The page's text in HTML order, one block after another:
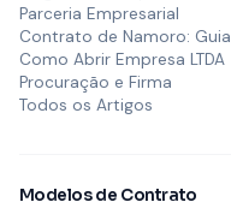
Parceria Empresarial
Contrato de Namoro: Guia
Como Abrir Empresa LTDA
Procuração e Firma
Todos os Artigos
Modelos de Contrato